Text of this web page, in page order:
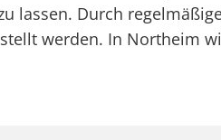
lassen. Durch
werden. In Northeim